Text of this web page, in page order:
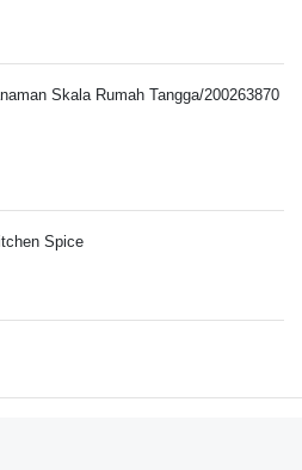
Skala Rumah Tangga/200263870
Spice